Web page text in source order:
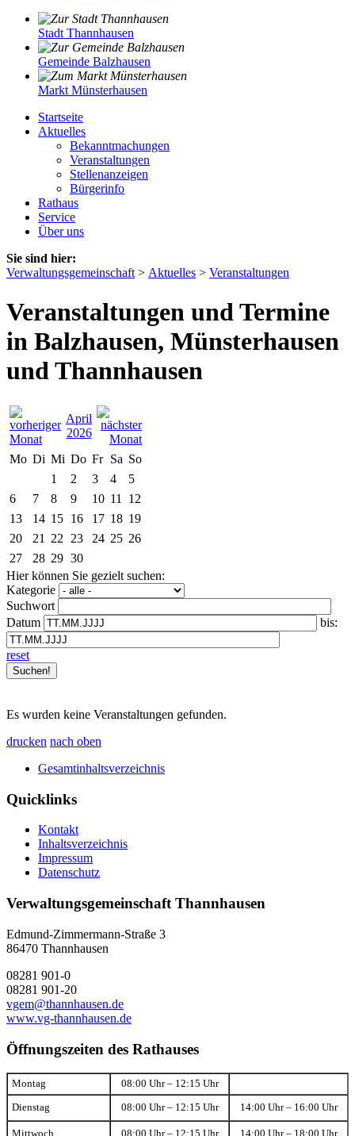
Stadt Thannhausen
Gemeinde Balzhausen
Markt Münsterhausen
Startseite
Aktuelles
Bekanntmachungen
Veranstaltungen
Stellenanzeigen
Bürgerinfo
Rathaus
Service
Über uns
Sie sind hier:
Verwaltungsgemeinschaft > Aktuelles > Veranstaltungen
Veranstaltungen und Termine
in Balzhausen, Münsterhausen
und Thannhausen
April
2026
Mo Di Mi Do Fr Sa So
1
2 3 4
5
6
7 8 9 10 11
12
13
14 15 16 17 18 19
20
21 22 23 24 25 26
27
28 29 30
Hier können Sie gezielt suchen:
Kategorie
Suchwort
Datum
bis:
reset
Es wurden keine Veranstaltungen gefunden.
drucken nach oben
Gesamtinhaltsverzeichnis
Quicklinks
Kontakt
Inhaltsverzeichnis
Impressum
Datenschutz
Verwaltungsgemeinschaft Thannhausen
Edmund-Zimmermann-Straße 3
86470 Thannhausen
08281 901-0
08281 901-20
vgem@thannhausen.de
www.vg-thannhausen.de
Öffnungszeiten des Rathauses
Montag 08:00 Uhr – 12:15 Uhr
Dienstag 08:00 Uhr – 12:15 Uhr 14:00 Uhr – 16:00 Uhr